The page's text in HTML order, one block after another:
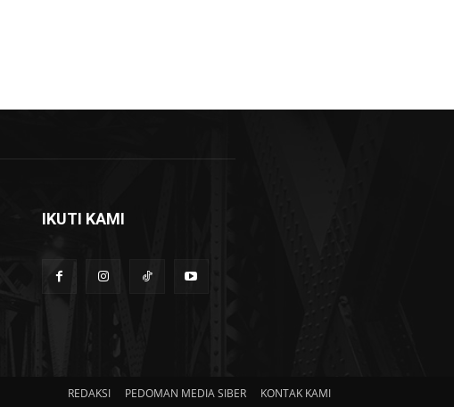
IKUTI KAMI
REDAKSI PEDOMAN MEDIA SIBER KONTAK KAMI